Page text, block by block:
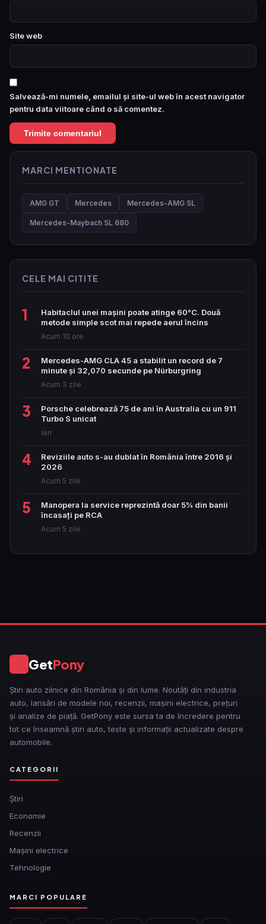
Site web
Salvează-mi numele, emailul și site-ul web în acest navigator
pentru data viitoare când o să comentez.
MARCI MENTIONATE
AMG GT Mercedes Mercedes-AMG SL
Mercedes-Maybach SL 680
CELE MAI CITITE
1
Habitaclul unei mașini poate atinge 60°C. Două
metode simple scot mai repede aerul încins
Acum 10 ore
2
Mercedes-AMG CLA 45 a stabilit un record de 7
minute și 32,070 secunde pe Nürburgring
Acum 3 zile
3
Porsche celebrează 75 de ani în Australia cu un 911
Turbo S unicat
Ieri
4
Reviziile auto s-au dublat în România între 2016 și
2026
Acum 5 zile
5
Manopera la service reprezintă doar 5% din banii
încasați pe RCA
Acum 5 zile
GetPony
Știri auto zilnice din România și din lume. Noutăți din industria
auto, lansări de modele noi, recenzii, mașini electrice, prețuri
și analize de piață. GetPony este sursa ta de încredere pentru
tot ce înseamnă știri auto, teste și informații actualizate despre
automobile.
CATEGORII
Ştiri
Economie
Recenzii
Mașini electrice
Tehnologie
MARCI POPULARE